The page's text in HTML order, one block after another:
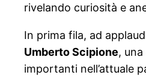
rivelando curiosità e
In prima fila, ad
Umberto Scipione,
importanti nell’attuale